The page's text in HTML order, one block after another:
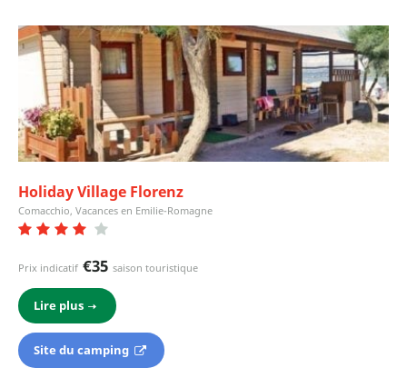
Holiday Village Florenz
Comacchio, Vacances en Emilie-Romagne
Prix indicatif €35 saison touristique
Lire plus
Site du camping